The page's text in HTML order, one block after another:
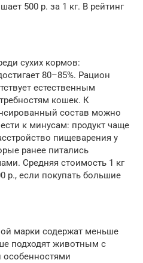
500 р. за 1 кг. В рейтинг
сухих кормов:
80–85%. Рацион
естественным
кошек. К
состав можно
к минусам: продукт чаще
пищеварения у
ранее питались
Средняя стоимость 1 кг
р., если покупать большие
марки содержат меньше
подходят животным с